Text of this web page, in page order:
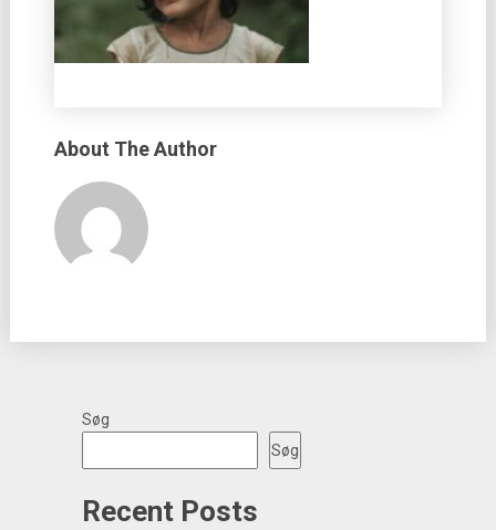
About The Author
Søg
Søg
Recent Posts